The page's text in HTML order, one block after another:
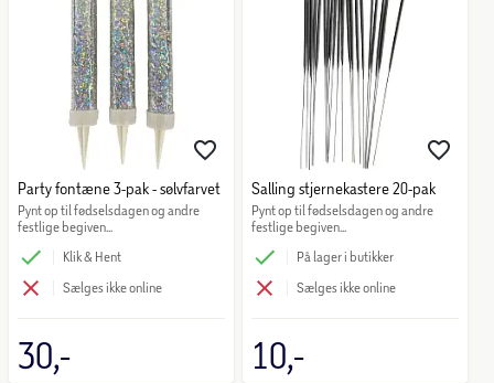
Party fontæne 3-pak - sølvfarvet
Pynt op til fødselsdagen og andre
festlige begiven...
Klik & Hent
Sælges ikke online
30,-
Salling stjernekastere 20-pak
Pynt op til fødselsdagen og andre
festlige begiven...
På lager i butikker
Sælges ikke online
10,-